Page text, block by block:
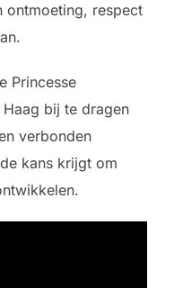
ontmoeting, respect
Princesse
bij te dragen
verbonden
kans krijgt om